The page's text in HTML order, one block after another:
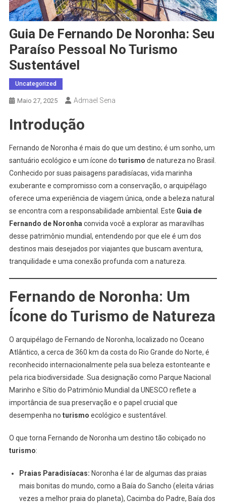
Guia De Fernando De Noronha: Seu
Paraíso Pessoal No Turismo
Sustentável
Uncategorized
Maio 27, 2025 Admael Sena
Introdução
Fernando de Noronha é mais do que um destino; é um sonho, um
santuário ecológico e um ícone do turismo de natureza no Brasil.
Conhecido por suas paisagens paradisíacas, vida marinha
exuberante e compromisso com a conservação, o arquipélago
oferece uma experiência de viagem única, onde a beleza natural
se encontra com a responsabilidade ambiental. Este Guia de
Fernando de Noronha convida você a explorar as maravilhas
desse patrimônio mundial, entendendo por que ele é um dos
destinos mais desejados por viajantes que buscam aventura,
tranquilidade e uma conexão profunda com a natureza.
Fernando de Noronha: Um
Ícone do Turismo de Natureza
O arquipélago de Fernando de Noronha, localizado no Oceano
Atlântico, a cerca de 360 km da costa do Rio Grande do Norte, é
reconhecido internacionalmente pela sua beleza estonteante e
pela rica biodiversidade. Sua designação como Parque Nacional
Marinho e Sítio do Patrimônio Mundial da UNESCO reflete a
importância de sua preservação e o papel crucial que
desempenha no turismo ecológico e sustentável.
O que torna Fernando de Noronha um destino tão cobiçado no
turismo:
Praias Paradisíacas: Noronha é lar de algumas das praias
mais bonitas do mundo, como a Baía do Sancho (eleita várias
vezes a melhor praia do planeta), Cacimba do Padre, Baía dos